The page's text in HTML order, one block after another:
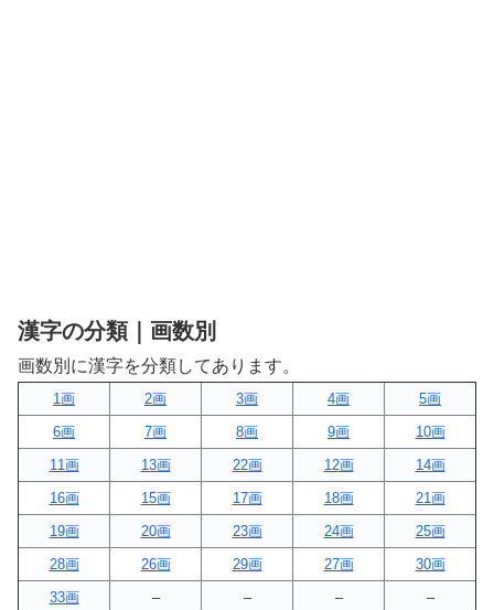
漢字の分類｜画数別
画数別に漢字を分類してあります。
1画 2画 3画 4画
5画
6画
7画 8画 9画
10画
11画
13画 22画 12画
14画
16画
15画 17画 18画
21画
19画
20画 23画 24画
25画
28画
26画 29画 27画
30画
33画
– – – –